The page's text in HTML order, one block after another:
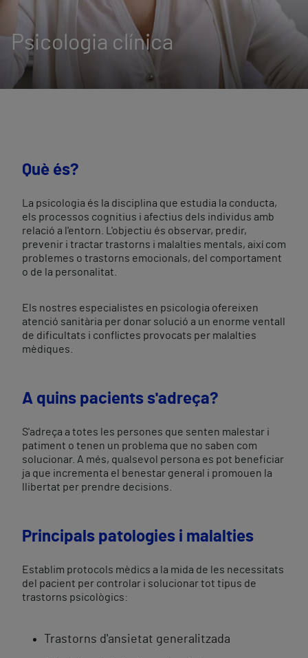
Psicologia clínica
Què és?
La psicologia és la disciplina que estudia la conducta,
els processos cognitius i afectius dels individus amb
relació a l'entorn. L'objectiu és observar, predir,
prevenir i tractar trastorns i malalties mentals, així com
problemes o trastorns emocionals, del comportament
o de la personalitat.
Els nostres especialistes en psicologia ofereixen
atenció sanitària per donar solució a un enorme ventall
de dificultats i conflictes provocats per malalties
mèdiques.
A quins pacients s'adreça?
S'adreça a totes les persones que senten malestar i
patiment o tenen un problema que no saben com
solucionar. A més, qualsevol persona es pot beneficiar
ja que incrementa el benestar general i promouen la
llibertat per prendre decisions.
Principals patologies i malalties
Establim protocols mèdics a la mida de les necessitats
del pacient per controlar i solucionar tot tipus de
trastorns psicològics:
Trastorns d'ansietat generalitzada